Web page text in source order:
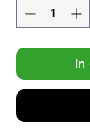
In